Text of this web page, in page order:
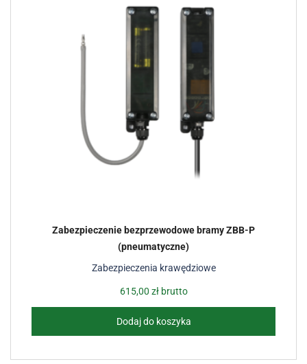
Zabezpieczenia krawędziowe
Zabezpieczenie bezprzewodowe bramy ZBB-P
(pneumatyczne)
615,00 złbrutto
Dodaj do koszyka